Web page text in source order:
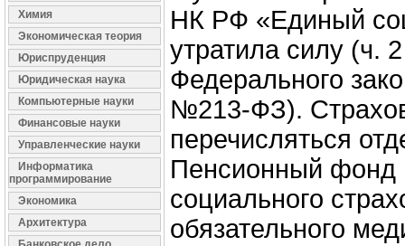
Химия
Экономическая теория
Юриспруденция
Юридическая наука
Компьютерные науки
Финансовые науки
Управленческие науки
Информатика
программирование
Экономика
Архитектура
НК РФ «Единый
утратила силу (ч.
Федерального
№213‑ФЗ).
перечисляться
Пенсионный
социального
обязательного